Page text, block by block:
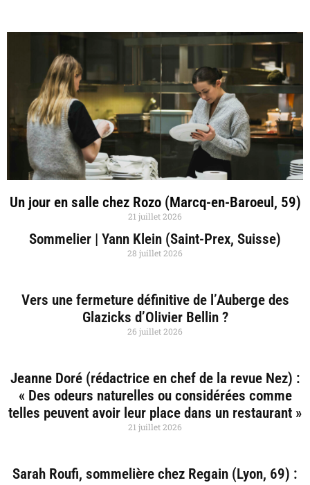
Un jour en salle chez Rozo (Marcq-en-Baroeul, 59)
21 juillet 2026
Sommelier | Yann Klein (Saint-Prex, Suisse)
28 juillet 2026
Vers une fermeture définitive de l’Auberge des
Glazicks d’Olivier Bellin ?
26 juillet 2026
Jeanne Doré (rédactrice en chef de la revue Nez) :
« Des odeurs naturelles ou considérées comme
telles peuvent avoir leur place dans un restaurant »
21 juillet 2026
Sarah Roufi, sommelière chez Regain (Lyon, 69) :